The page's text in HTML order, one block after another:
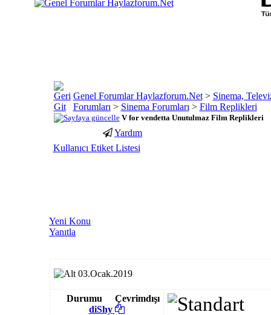
Genel Forumlar Haylazforum.Net > Sinema,
Forumları > Sinema Forumları > Film Replikleri
V for vendetta Unutulmaz Film Replikleri
Yardım
porno
izle
youtube
abone
Kullanıcı Etiket Listesi
Yeni Konu
Yanıtla
03.Ocak.2019
Durumu
Çevrimdışı
diShy